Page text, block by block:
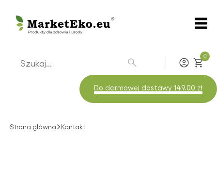
Zaloguj
0
Do darmowej dostawy 149.00 zł
Strona główna Kontakt